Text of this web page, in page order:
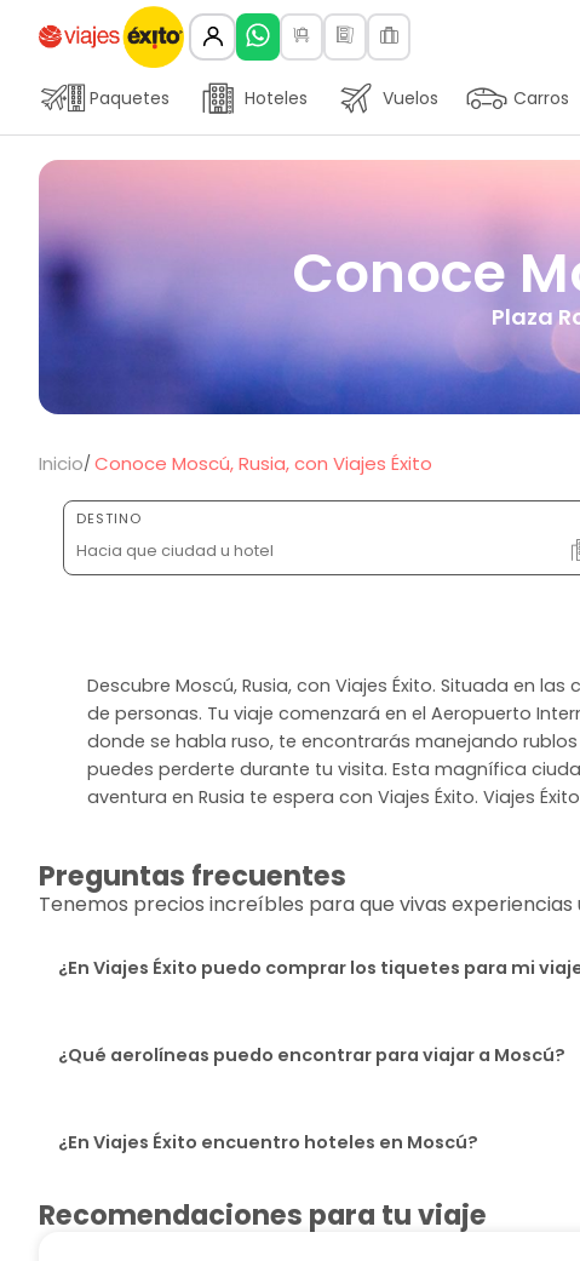
Paquetes Hoteles Vuelos Carros
Conoce
Plaza
Inicio Conoce Moscú, Rusia, con Viajes Éxito
DESTINO
Descubre Moscú, Rusia, con Viajes Éxito. Situada en
de personas. Tu viaje comenzará en el Aeropuerto
donde se habla ruso, te encontrarás manejando
puedes perderte durante tu visita. Esta magnífica
aventura en Rusia te espera con Viajes Éxito. Viajes
Preguntas frecuentes
Tenemos precios increíbles para que vivas
¿En Viajes Éxito puedo comprar los tiquetes para mi
¿Qué aerolíneas puedo encontrar para viajar a Moscú?
¿En Viajes Éxito encuentro hoteles en Moscú?
Recomendaciones para tu viaje